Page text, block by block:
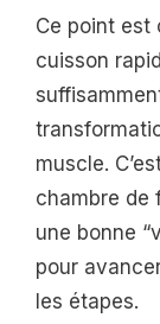
Ce point est
cuisson
muscle.
chambre de
une bonne
pour
les étapes.